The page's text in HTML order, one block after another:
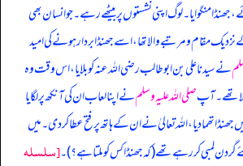
جھنڈا منگوایا۔ لوگ اپنی نشستوں پر بیٹھے رہے۔ جو انسان بھی
مقام و مرتبے والا تھا، اسے جھنڈا بردار ہونے کی امید
نے سیدنا علی بن ابوطالب رضی اللہ عنہ کو بلایا، اس وقت وہ
تھے۔ آپصلی اللہ علیہ وسلمنے اپنا لعاب ان کی آنکھ پر لگایا
تھما دیا، اللہ تعالیٰ نے ان کے ہاتھ پر فتح عطا کر دی۔ میں
گردن لمبی کر رہے تھے (کہ جھنڈا کس کو ملتا ہے؟)۔[سلسله